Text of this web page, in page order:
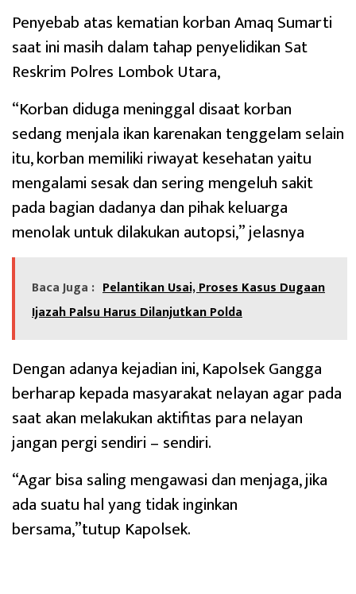
Penyebab atas kematian korban Amaq Sumarti
saat ini masih dalam tahap penyelidikan Sat
Reskrim Polres Lombok Utara,
“Korban diduga meninggal disaat korban
sedang menjala ikan karenakan tenggelam selain
itu, korban memiliki riwayat kesehatan yaitu
mengalami sesak dan sering mengeluh sakit
pada bagian dadanya dan pihak keluarga
menolak untuk dilakukan autopsi,” jelasnya
Baca Juga : Pelantikan Usai, Proses Kasus Dugaan
Ijazah Palsu Harus Dilanjutkan Polda
Dengan adanya kejadian ini, Kapolsek Gangga
berharap kepada masyarakat nelayan agar pada
saat akan melakukan aktifitas para nelayan
jangan pergi sendiri – sendiri.
“Agar bisa saling mengawasi dan menjaga, jika
ada suatu hal yang tidak inginkan
bersama,”tutup Kapolsek.